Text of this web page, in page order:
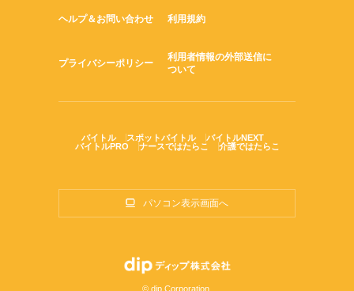
ヘルプ＆お問い合わせ 利用規約
プライバシーポリシー
利用者情報の外部送信に
ついて
バイトル スポットバイトル
バイトルNEXT
バイトルPRO
ナースではたらこ 介護ではたらこ
パソコン表示画面へ
© dip Corporation.